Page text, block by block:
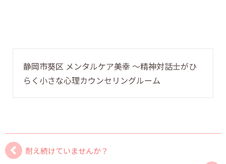
静岡市葵区 メンタルケア美幸 〜精神対話士がひ
らく小さな心理カウンセリングルーム
耐え続けていませんか？